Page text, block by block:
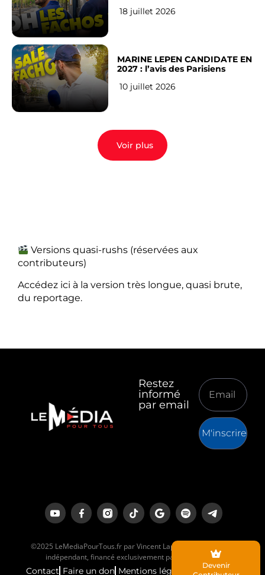
18 juillet 2026
MARINE LEPEN CANDIDATE EN
2027 : l’avis des Parisiens
10 juillet 2026
Voir plus
Versions quasi-rushs (réservées aux
contributeurs)
Accédez ici à la version très longue, quasi brute,
du reportage.
Restez
informé
par email
M'inscrire
©2025 LeMediaPourTous.fr par Vincent Lapierre est un média
indépendant, financé exclusivement par ses lecteurs.
Contact Faire un don Mentions légales
Devenir